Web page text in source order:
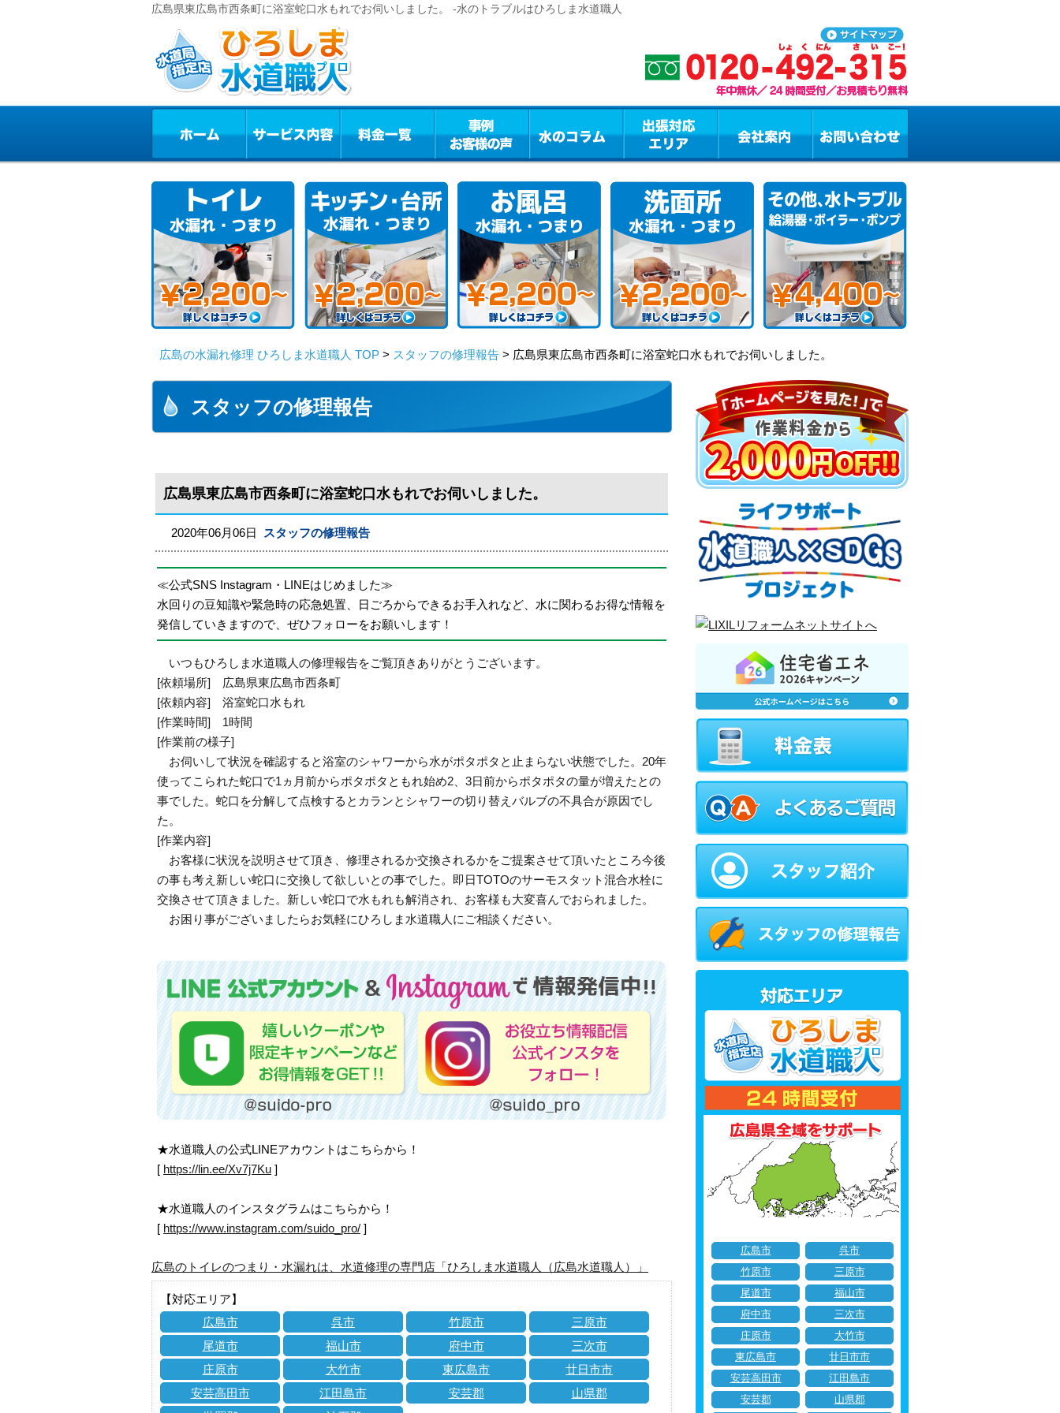
広島県東広島市西条町に浴室蛇口水もれでお伺いしました。 -水のトラブルはひろしま水道職人
広島の水漏れ修理 ひろしま水道職人 TOP > スタッフの修理報告 > 広島県東広島市西条町に浴室蛇口水もれでお伺いしました。
スタッフの修理報告
広島県東広島市西条町に浴室蛇口水もれでお伺いしました。
2020年06月06日 スタッフの修理報告
≪公式SNS Instagram・LINEはじめました≫
水回りの豆知識や緊急時の応急処置、日ごろからできるお手入れなど、水に関わるお得な情報を
発信していきますので、ぜひフォローをお願いします！
いつもひろしま水道職人の修理報告をご覧頂きありがとうございます。
[依頼場所] 広島県東広島市西条町
[依頼内容] 浴室蛇口水もれ
[作業時間] 1時間
[作業前の様子]
お伺いして状況を確認すると浴室のシャワーから水がポタポタと止まらない状態でした。20年
使ってこられた蛇口で1ヵ月前からポタポタともれ始め2、3日前からポタポタの量が増えたとの
事でした。蛇口を分解して点検するとカランとシャワーの切り替えバルブの不具合が原因でし
た。
[作業内容]
お客様に状況を説明させて頂き、修理されるか交換されるかをご提案させて頂いたところ今後
の事も考え新しい蛇口に交換して欲しいとの事でした。即日TOTOのサーモスタット混合水栓に
交換させて頂きました。新しい蛇口で水もれも解消され、お客様も大変喜んでおられました。
お困り事がございましたらお気軽にひろしま水道職人にご相談ください。
★水道職人の公式LINEアカウントはこちらから！
[ https://lin.ee/Xv7j7Ku ]
★水道職人のインスタグラムはこちらから！
[ https://www.instagram.com/suido_pro/ ]
広島のトイレのつまり・水漏れは、水道修理の専門店「ひろしま水道職人（広島水道職人）」
【対応エリア】
広島市
呉市 竹原市
三原市
尾道市
福山市 府中市
三次市
庄原市
大竹市 東広島市
廿日市市
安芸高田市
江田島市 安芸郡
山県郡
広島市
呉市
竹原市
三原市
尾道市
福山市
府中市
三次市
庄原市
大竹市
東広島市
廿日市市
安芸高田市
江田島市
安芸郡
山県郡